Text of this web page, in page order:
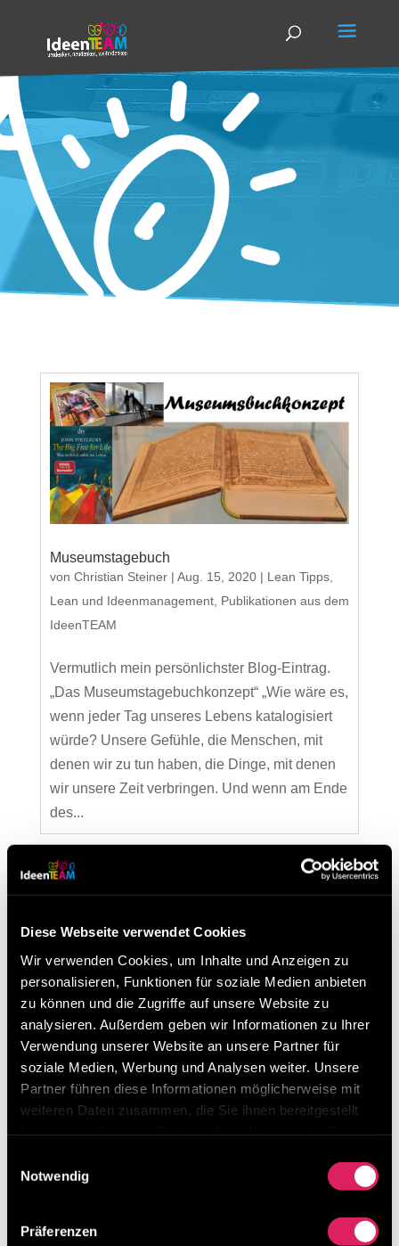
Diese Webseite verwendet Cookies
Wir verwenden Cookies, um Inhalte und Anzeigen zu
personalisieren, Funktionen für soziale Medien anbieten
zu können und die Zugriffe auf unsere Website zu
analysieren. Außerdem geben wir Informationen zu Ihrer
Verwendung unserer Website an unsere Partner für
soziale Medien, Werbung und Analysen weiter. Unsere
Partner führen diese Informationen möglicherweise mit
weiteren Daten zusammen, die Sie ihnen bereitgestellt
Notwendig
Präferenzen
Museumstagebuch
von Christian Steiner| Aug. 15, 2020| Lean Tipps,
Lean und Ideenmanagement, Publikationen aus dem
IdeenTEAM
Vermutlich mein persönlichster Blog-Eintrag.
„Das Museumstagebuchkonzept“ „Wie wäre es,
wenn jeder Tag unseres Lebens katalogisiert
würde? Unsere Gefühle, die Menschen, mit
denen wir zu tun haben, die Dinge, mit denen
wir unsere Zeit verbringen. Und wenn am Ende
des...
Neueste Beiträge
von 11. – 13. März 2026 in Mannheim
Digitalisierung von Lean-Methoden ist möglich!
Unser Ideenmanagement-Tool erklärt in 3 Minuten
Was macht Results in Control so besonders?
Kategorien
Archiv